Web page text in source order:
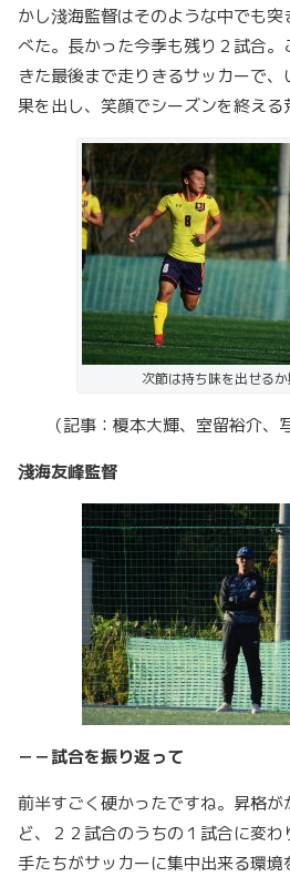
かし淺海監督はそのような中でも
べた。長かった今季も残り２試合
きた最後まで走りきるサッカーで
果を出し、笑顔でシーズンを終える
次節は持ち味を出せる
（記事：榎本大輝、室留裕介、
淺海友峰監督
－－試合を振り返って
前半すごく硬かったですね。昇格
ど、２２試合のうちの１試合に変
手たちがサッカーに集中出来る環